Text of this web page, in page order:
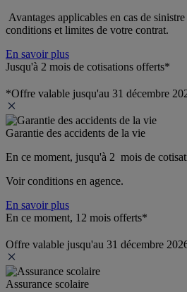
Avantages applicables en cas de
conditions et limites de votre contrat.
En savoir plus
Jusqu'à 2 mois de cotisations offerts*
*Offre valable jusqu'au 31 décembre
Garantie des accidents de la vie
En ce moment, jusqu'à 2  mois de
Voir conditions en agence.
En savoir plus
En ce moment, 12 mois offerts*
Offre valable jusqu'au 31 décembre
Assurance scolaire